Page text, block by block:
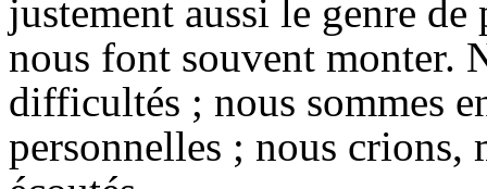
justement aussi le genre de
nous font souvent monter.
difficultés ; nous sommes
personnelles ; nous crions,